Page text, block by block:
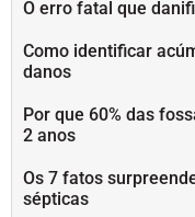
O erro fatal que
Como identificar
danos
Por que 60% das
2 anos
Os 7 fatos
sépticas